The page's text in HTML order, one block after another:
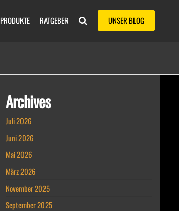
UNSER BLOG
PRODUKTE RATGEBER
Archives
Juli 2026
Juni 2026
Mai 2026
März 2026
November 2025
September 2025